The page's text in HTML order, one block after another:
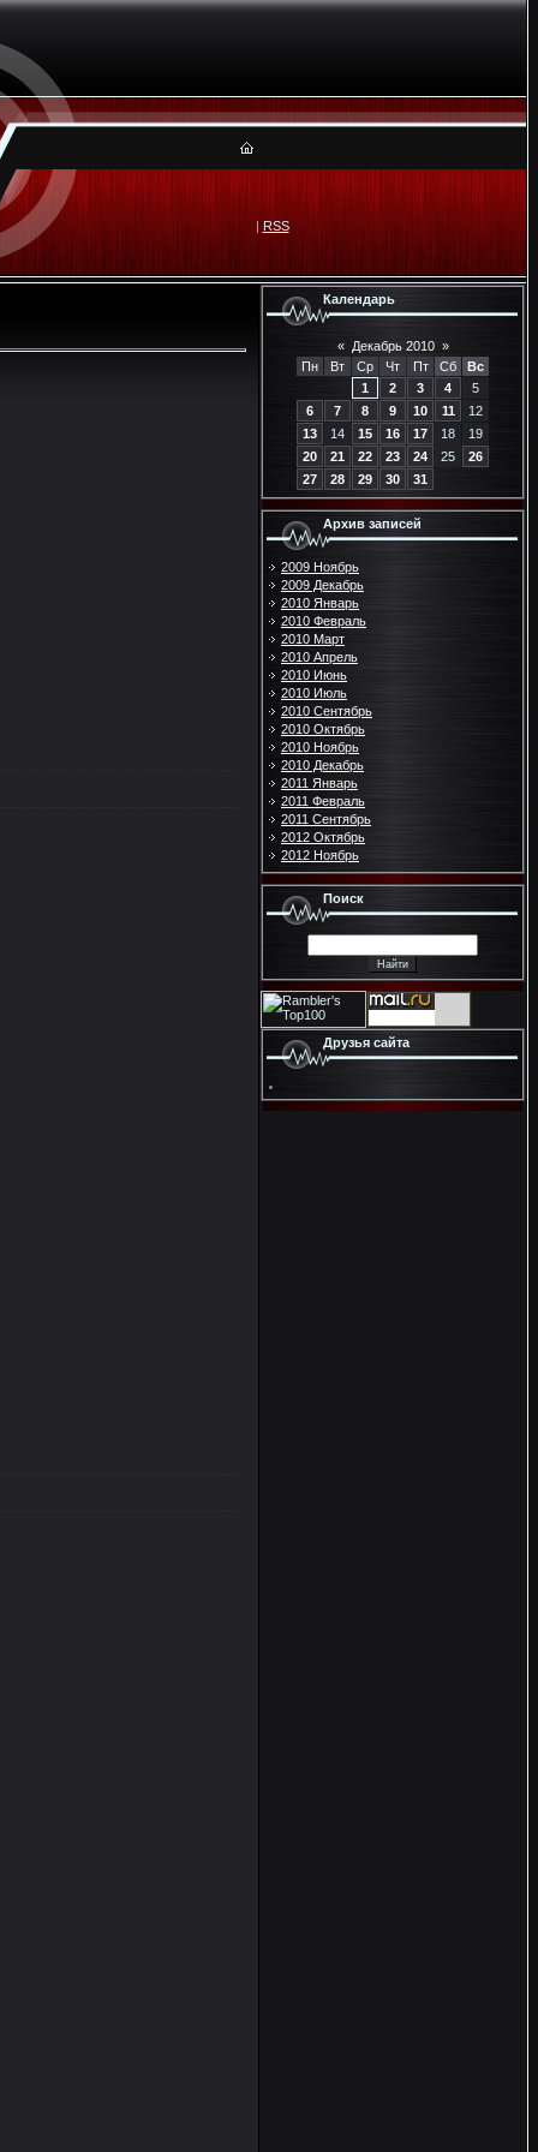
| RSS
Календарь
« Декабрь 2010 »
Пн
Вт Ср Чт Пт Сб
Вс
1
2 3 4
5
6
7 8 9 10 11
12
13
14 15 16 17 18
19
20
21 22 23 24 25
26
27
28 29 30 31
Архив записей
2009 Ноябрь
2009 Декабрь
2010 Январь
2010 Февраль
2010 Март
2010 Апрель
2010 Июнь
2010 Июль
2010 Сентябрь
2010 Октябрь
2010 Ноябрь
2010 Декабрь
2011 Январь
2011 Февраль
2011 Сентябрь
2012 Октябрь
2012 Ноябрь
Поиск
Друзья сайта